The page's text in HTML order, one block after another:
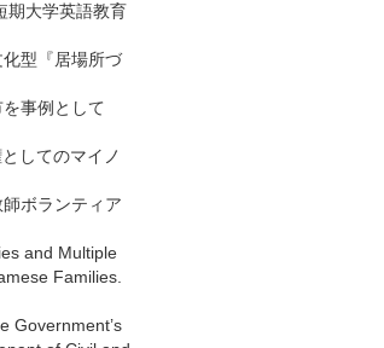
期大学英語教育
型『居場所づ
事例として
してのマイノ
ボランティア
and Multiple
Families.
Government’s